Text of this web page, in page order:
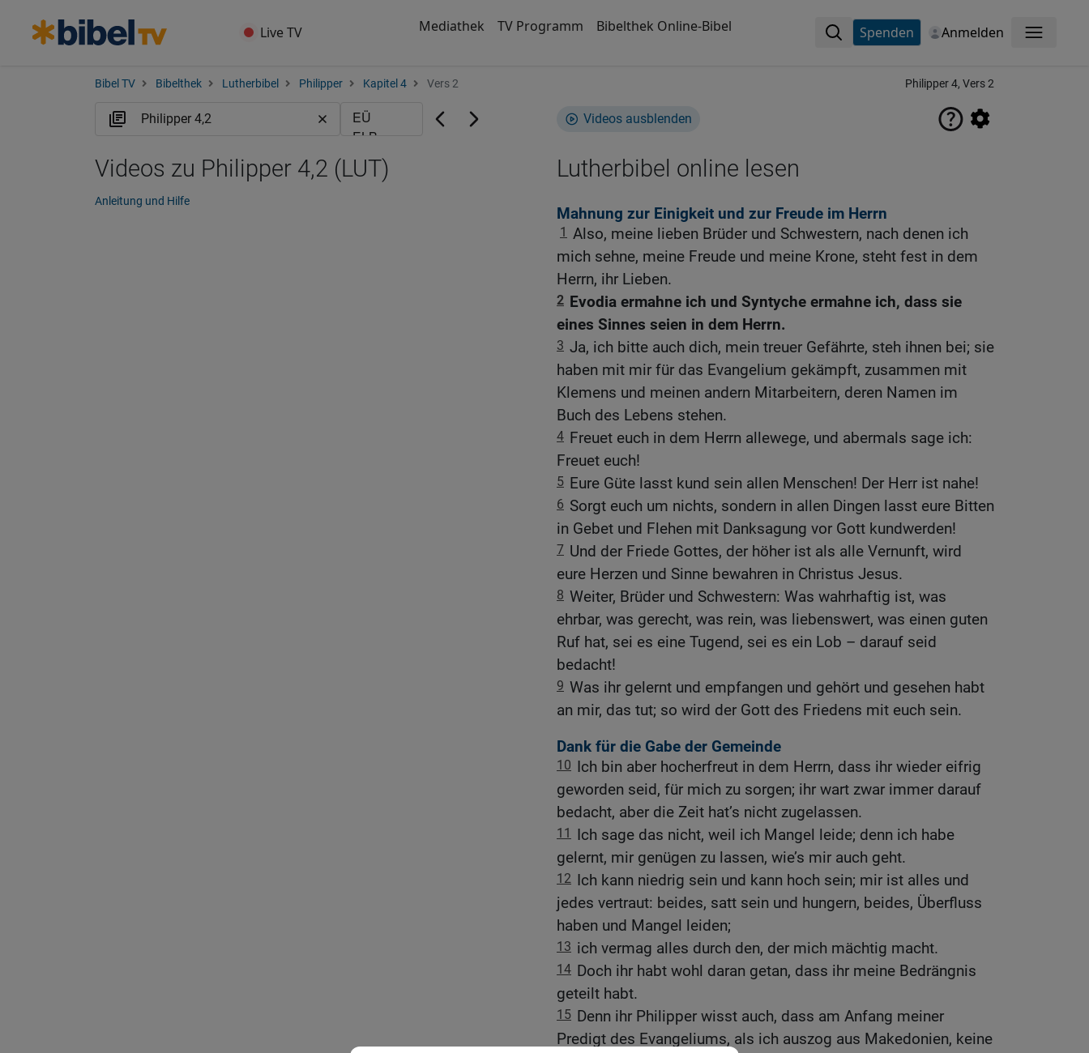
Live TV Mediathek TV Programm Bibelthek Online-Bibel Spenden Anmelden Menü
Bibel TV Bibelthek Lutherbibel Philipper Kapitel 4 Vers 2 Philipper 4, Vers 2
Videos ausblenden
Lutherbibel online lesen
Mahnung zur Einigkeit und zur Freude im Herrn
1 Also, meine lieben Brüder und Schwestern, nach denen ich
mich sehne, meine Freude und meine Krone, steht fest in dem
Herrn, ihr Lieben.
2 Evodia ermahne ich und Syntyche ermahne ich, dass sie
eines Sinnes seien in dem Herrn.
3 Ja, ich bitte auch dich, mein treuer Gefährte, steh ihnen bei; sie
haben mit mir für das Evangelium gekämpft, zusammen mit
Klemens und meinen andern Mitarbeitern, deren Namen im
Buch des Lebens stehen.
4 Freuet euch in dem Herrn allewege, und abermals sage ich:
Freuet euch!
5 Eure Güte lasst kund sein allen Menschen! Der Herr ist nahe!
6 Sorgt euch um nichts, sondern in allen Dingen lasst eure Bitten
in Gebet und Flehen mit Danksagung vor Gott kundwerden!
7 Und der Friede Gottes, der höher ist als alle Vernunft, wird
eure Herzen und Sinne bewahren in Christus Jesus.
8 Weiter, Brüder und Schwestern: Was wahrhaftig ist, was
ehrbar, was gerecht, was rein, was liebenswert, was einen guten
Ruf hat, sei es eine Tugend, sei es ein Lob – darauf seid
bedacht!
9 Was ihr gelernt und empfangen und gehört und gesehen habt
an mir, das tut; so wird der Gott des Friedens mit euch sein.
Dank für die Gabe der Gemeinde
10 Ich bin aber hocherfreut in dem Herrn, dass ihr wieder eifrig
geworden seid, für mich zu sorgen; ihr wart zwar immer darauf
bedacht, aber die Zeit hat’s nicht zugelassen.
11
Ich sage das nicht, weil ich Mangel leide; denn ich habe
gelernt, mir genügen zu lassen, wie’s mir auch geht.
12 Ich kann niedrig sein und kann hoch sein; mir ist alles und
jedes vertraut: beides, satt sein und hungern, beides, Überfluss
haben und Mangel leiden;
13 ich vermag alles durch den, der mich mächtig macht.
14 Doch ihr habt wohl daran getan, dass ihr meine Bedrängnis
geteilt habt.
15 Denn ihr Philipper wisst auch, dass am Anfang meiner
Predigt des Evangeliums, als ich auszog aus Makedonien, keine
Videos zu Philipper 4,2 (LUT)
Anleitung und Hilfe